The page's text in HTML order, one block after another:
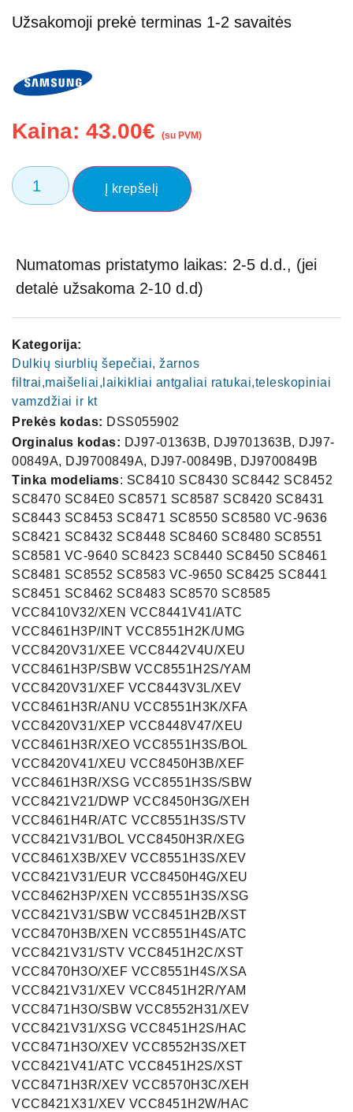
Užsakomoji prekė terminas 1-2 savaitės
Kaina: 43.00€ (su PVM)
Į krepšelį
Numatomas pristatymo laikas: 2-5 d.d., (jei
detalė užsakoma 2-10 d.d)
Kategorija:
Dulkių siurblių šepečiai, žarnos
filtrai,maišeliai,laikikliai antgaliai ratukai,teleskopiniai
vamzdžiai ir kt
Prekės kodas: DSS055902
Orginalus kodas: DJ97-01363B, DJ9701363B, DJ97-
00849A, DJ9700849A, DJ97-00849B, DJ9700849B
Tinka modeliams: SC8410 SC8430 SC8442 SC8452
SC8470 SC84E0 SC8571 SC8587 SC8420 SC8431
SC8443 SC8453 SC8471 SC8550 SC8580 VC-9636
SC8421 SC8432 SC8448 SC8460 SC8480 SC8551
SC8581 VC-9640 SC8423 SC8440 SC8450 SC8461
SC8481 SC8552 SC8583 VC-9650 SC8425 SC8441
SC8451 SC8462 SC8483 SC8570 SC8585
VCC8410V32/XEN VCC8441V41/ATC
VCC8461H3P/INT VCC8551H2K/UMG
VCC8420V31/XEE VCC8442V4U/XEU
VCC8461H3P/SBW VCC8551H2S/YAM
VCC8420V31/XEF VCC8443V3L/XEV
VCC8461H3R/ANU VCC8551H3K/XFA
VCC8420V31/XEP VCC8448V47/XEU
VCC8461H3R/XEO VCC8551H3S/BOL
VCC8420V41/XEU VCC8450H3B/XEF
VCC8461H3R/XSG VCC8551H3S/SBW
VCC8421V21/DWP VCC8450H3G/XEH
VCC8461H4R/ATC VCC8551H3S/STV
VCC8421V31/BOL VCC8450H3R/XEG
VCC8461X3B/XEV VCC8551H3S/XEV
VCC8421V31/EUR VCC8450H4G/XEU
VCC8462H3P/XEN VCC8551H3S/XSG
VCC8421V31/SBW VCC8451H2B/XST
VCC8470H3B/XEN VCC8551H4S/ATC
VCC8421V31/STV VCC8451H2C/XST
VCC8470H3O/XEF VCC8551H4S/XSA
VCC8421V31/XEV VCC8451H2R/YAM
VCC8471H3O/SBW VCC8552H31/XEV
VCC8421V31/XSG VCC8451H2S/HAC
VCC8471H3O/XEV VCC8552H3S/XET
VCC8421V41/ATC VCC8451H2S/XST
VCC8471H3R/XEV VCC8570H3C/XEH
VCC8421X31/XEV VCC8451H2W/HAC